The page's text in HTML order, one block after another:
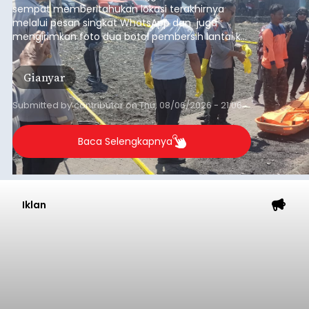
sempat memberitahukan lokasi terakhirnya
melalui pesan singkat WhatsApp dan juga
mengirimkan foto dua botol pembersih lantai ke
istrinya.
Gianyar
Submitted bycontributoronThu, 08/06/2026 - 21:06
Baca Selengkapnya
Iklan